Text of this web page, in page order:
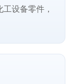
设备零件，